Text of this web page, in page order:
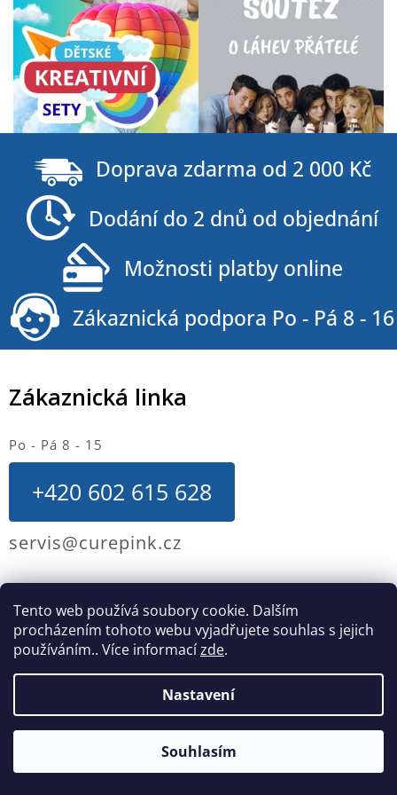
Tento web používá soubory cookie. Dalším
procházením tohoto webu vyjadřujete souhlas s jejich
používáním.. Více informacízde.
Nastavení
Souhlasím
O nás
Kontakty
Kariéra - nabídka práce
Obchodní podmínky
Reklamace, výměna a vrácení zboží
Moje objednávka
Zákaznická linka
Po - Pá 8 - 15
+420 602 615 628
servis@curepink.cz
Doprava zdarma od 2 000 Kč
Dodání do 2 dnů od objednání
Možnosti platby online
Zákaznická podpora Po - Pá 8 - 16